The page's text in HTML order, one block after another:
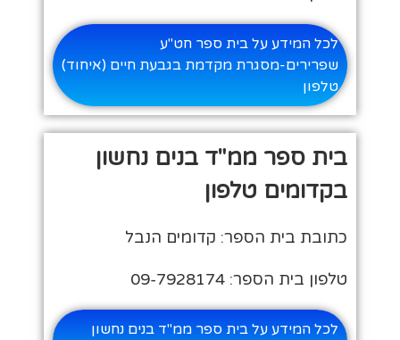
לכל המידע על בית ספר חט"ע
שפרירים-מסגרת מקדמת בגבעת חיים (איחוד)
טלפון
בית ספר ממ"ד בנים נחשון
בקדומים טלפון
כתובת בית הספר: קדומים הנבל
טלפון בית הספר: 09-7928174
לכל המידע על בית ספר ממ"ד בנים נחשון